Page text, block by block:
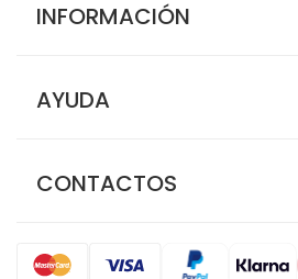
INFORMACIÓN
AYUDA
CONTACTOS